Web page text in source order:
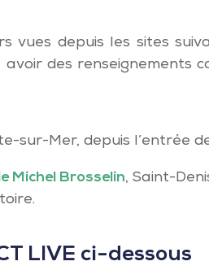
vues depuis les sites
des renseignements
sur-Mer, depuis l’entrée
Michel Brosselin, Saint-
LIVE ci-dessous